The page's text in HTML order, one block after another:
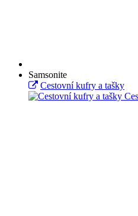
Samsonite
Cestovní kufry a tašky